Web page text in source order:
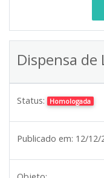
Dispensa
Status: Homologada
Publicado em: 12/12/